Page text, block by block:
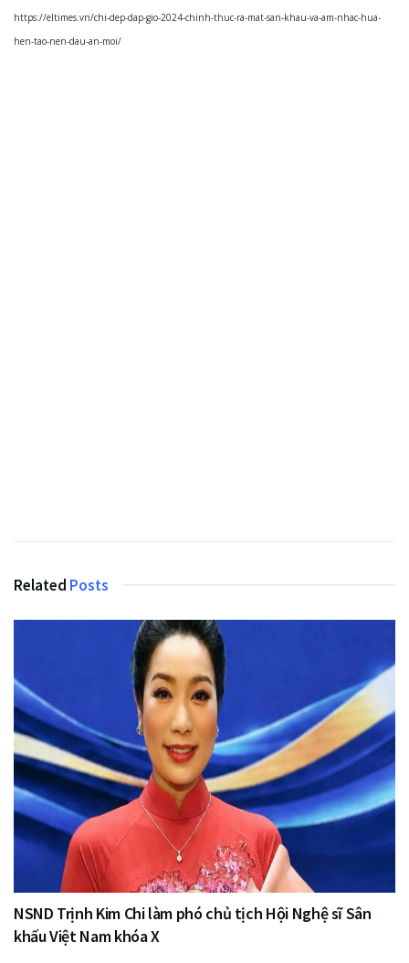
https://eltimes.vn/chi-dep-dap-gio-2024-chinh-thuc-ra-mat-san-khau-va-am-nhac-hua-
hen-tao-nen-dau-an-moi/
Related Posts
NSND Trịnh Kim Chi làm phó chủ tịch Hội Nghệ sĩ Sân
khấu Việt Nam khóa X